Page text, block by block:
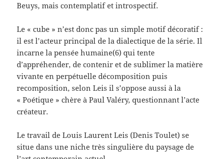
Beuys, mais contemplatif et introspectif.
Le « cube » n’est donc pas un simple motif décoratif :
il est l’acteur principal de la dialectique de la série. Il
incarne la pensée humaine(6) qui tente
d’appréhender, de contenir et de sublimer la matière
vivante en perpétuelle décomposition puis
recomposition, selon Leis il s’oppose aussi à la
« Poétique » chère à Paul Valéry, questionnant l’acte
créateur.
Le travail de Louis Laurent Leis (Denis Toulet) se
situe dans une niche très singulière du paysage de